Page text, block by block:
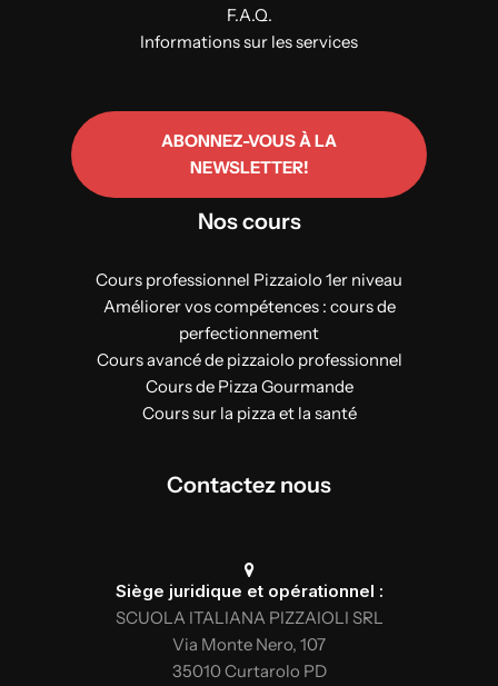
F.A.Q.
Informations sur les services
ABONNEZ-VOUS À LA
NEWSLETTER!
Nos cours
Cours professionnel Pizzaiolo 1er niveau
Améliorer vos compétences : cours de
perfectionnement
Cours avancé de pizzaiolo professionnel
Cours de Pizza Gourmande
Cours sur la pizza et la santé
Contactez nous
Siège juridique et opérationnel :
SCUOLA ITALIANA PIZZAIOLI SRL
Via Monte Nero, 107
35010 Curtarolo PD